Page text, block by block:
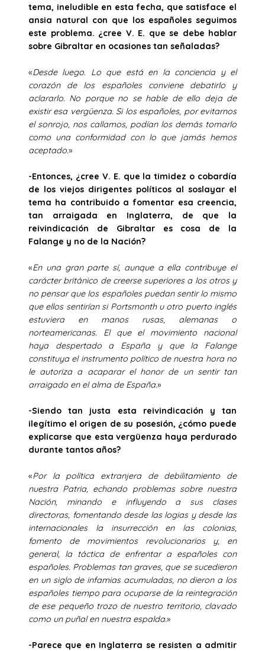
tema, ineludible en esta fecha, que satisface el
ansia natural con que los españoles seguimos
este problema. ¿cree V. E. que se debe hablar
sobre Gibraltar en ocasiones tan señaladas?
«Desde luego. Lo que está en la conciencia y el
corazón de los españoles conviene debatirlo y
aclararlo. No porque no se hable de ello deja de
existir esa vergüenza. Si los españoles, por evitarnos
el sonrojo, nos callamos, podían los demás tomarlo
como una conformidad con lo que jamás hemos
aceptado.»
-Entonces, ¿cree V. E. que la timidez o cobardía
de los viejos dirigentes políticos al soslayar el
tema ha contribuido a fomentar esa creencia,
tan arraigada en Inglaterra, de que la
reivindicación de Gibraltar es cosa de la
Falange y no de la Nación?
«En una gran parte sí, aunque a ella contribuye el
carácter británico de creerse superiores a los otros y
no pensar que los españoles puedan sentir lo mismo
que ellos sentirían si Portsmonth u otro puerto inglés
estuviera en manos rusas, alemanas o
norteamericanas. El que el movimiento nacional
haya despertado a España y que la Falange
constituya el instrumento político de nuestra hora no
le autoriza a acaparar el honor de un sentir tan
arraigado en el alma de España.»
-Siendo tan justa esta reivindicación y tan
ilegítimo el origen de su posesión, ¿cómo puede
explicarse que esta vergüenza haya perdurado
durante tantos años?
«Por la política extranjera de debilitamiento de
nuestra Patria, echando problemas sobre nuestra
Nación, minando e influyendo a sus clases
directoras, fomentando desde las logias y desde las
internacionales la insurrección en las colonias,
fomento de movimientos revolucionarios y, en
general, la táctica de enfrentar a españoles con
españoles. Problemas tan graves, que se sucedieron
en un siglo de infamias acumuladas, no dieron a los
españoles tiempo para ocuparse de la reintegración
de ese pequeño trozo de nuestro territorio, clavado
como un puñal en nuestra espalda.»
-Parece que en Inglaterra se resisten a admitir